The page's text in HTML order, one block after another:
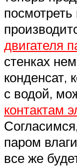
двигателя
стенках
конденсат,
с водой,
контактам
паром
все же